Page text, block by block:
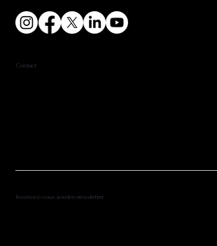
Contact
Inscrivez-vous à notre newsletter